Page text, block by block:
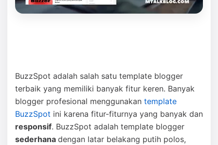
BuzzSpot adalah salah satu template blogger
terbaik yang memiliki banyak fitur keren. Banyak
blogger profesional menggunakan template
BuzzSpot ini karena fitur-fiturnya yang banyak dan
responsif. BuzzSpot adalah template blogger
sederhana dengan latar belakang putih polos,